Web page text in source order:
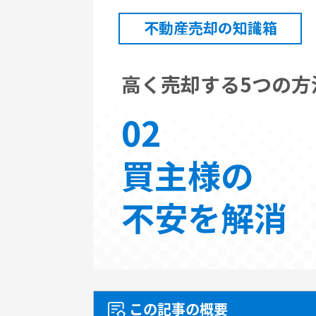
不動産売却の知識箱
高く売却する5つの
02
買主様の
不安を解消
この記事の概要